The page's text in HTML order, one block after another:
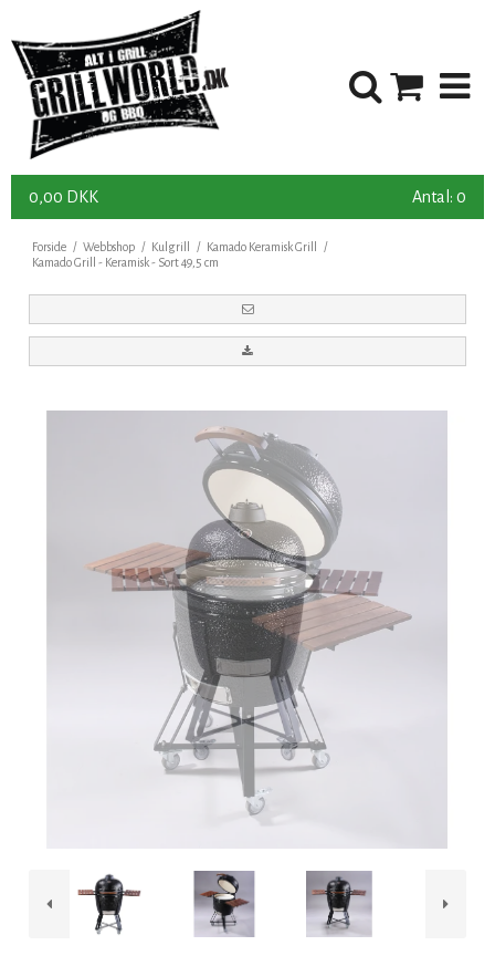
0,00 DKK Antal: 0
Forside / Webbshop / Kulgrill / Kamado Keramisk Grill
/
Kamado Grill - Keramisk - Sort 49,5 cm